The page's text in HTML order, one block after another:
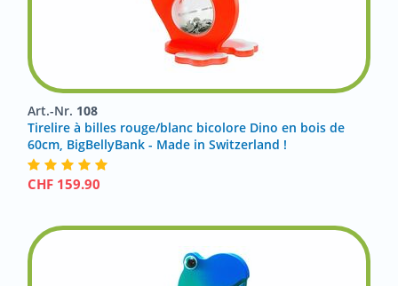
Art.-Nr. 108
Tirelire à billes rouge/blanc bicolore Dino en bois de
60cm, BigBellyBank - Made in Switzerland !
CHF 159.90